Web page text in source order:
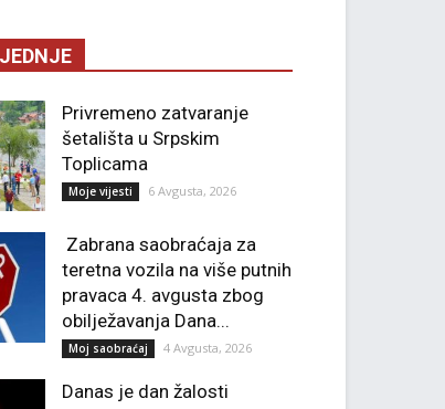
Privremeno zatvaranje
šetališta u Srpskim
Toplicama
Moje vijesti 6 Avgusta, 2026
Zabrana saobraćaja za
teretna vozila na više putnih
pravaca 4. avgusta zbog
obilježavanja Dana...
Moj saobraćaj 4 Avgusta, 2026
Danas je dan žalosti